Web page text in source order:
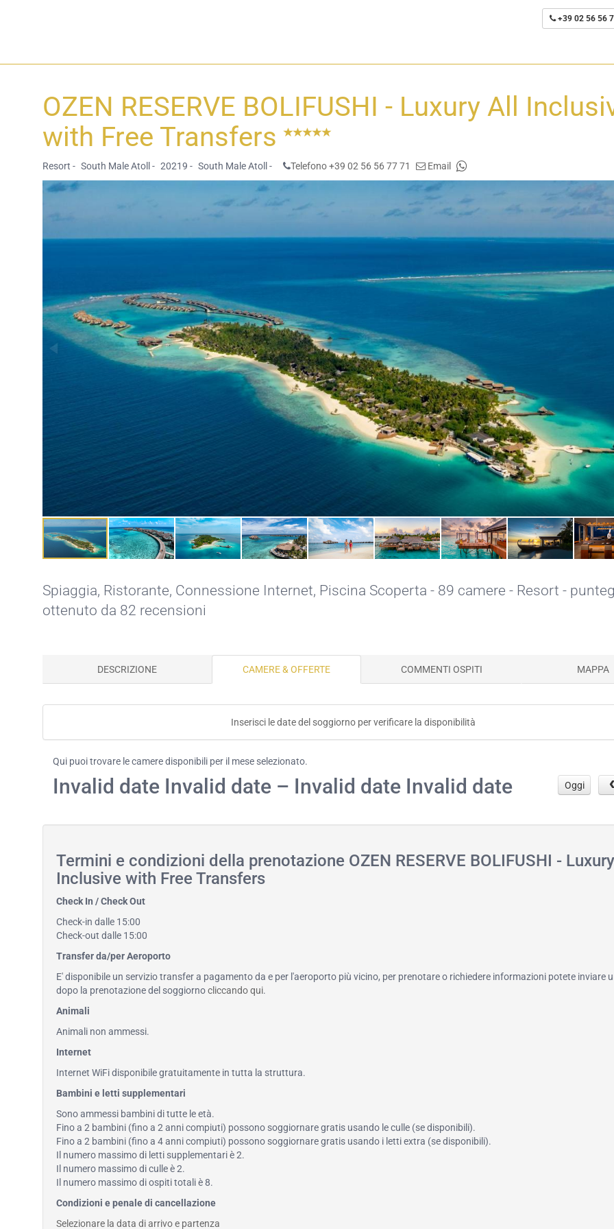
+39 02 56 56
OZEN RESERVE BOLIFUSHI - Luxury All
with Free Transfers
Resort - South Male Atoll - 20219 - South Male Atoll - Telefono +39 02 56 56 77 71 Email
Spiaggia, Ristorante, Connessione Internet, Piscina Scoperta - 89 camere - Resort -
ottenuto da 82 recensioni
DESCRIZIONE CAMERE & OFFERTE COMMENTI OSPITI MAPPA
Inserisci le date del soggiorno per verificare la disponibilità
Qui puoi trovare le camere disponibili per il mese selezionato.
Invalid date Invalid date – Invalid date Invalid date Oggi
Termini e condizioni della prenotazione OZEN RESERVE BOLIFUSHI -
Inclusive with Free Transfers
Check In / Check Out
Check-in dalle 15:00
Check-out dalle 15:00
Transfer da/per Aeroporto
E' disponibile un servizio transfer a pagamento da e per l'aeroporto più vicino, per prenotare o richiedere informazioni potete inviare
dopo la prenotazione del soggiornocliccando qui.
Animali
Animali non ammessi.
Internet
Internet WiFi disponibile gratuitamente in tutta la struttura.
Bambini e letti supplementari
Sono ammessi bambini di tutte le età.
Fino a 2 bambini (fino a 2 anni compiuti) possono soggiornare gratis usando le culle (se disponibili).
Fino a 2 bambini (fino a 4 anni compiuti) possono soggiornare gratis usando i letti extra (se disponibili).
Il numero massimo di letti supplementari è 2.
Il numero massimo di culle è 2.
Il numero massimo di ospiti totali è 8.
Condizioni e penale di cancellazione
Selezionare la data di arrivo e partenza